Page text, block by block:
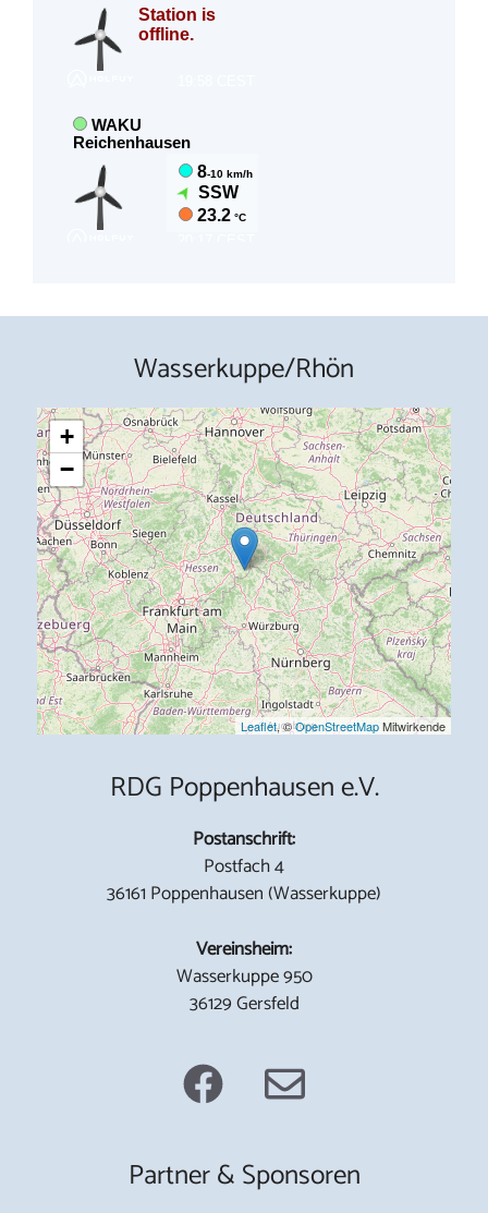
Wasserkuppe/Rhön
+
−
Leaflet, ©OpenStreetMapMitwirkende
RDG Poppenhausen e.V.
Postanschrift:
Postfach 4
36161 Poppenhausen (Wasserkuppe)
Vereinsheim:
Wasserkuppe 950
36129 Gersfeld
Partner & Sponsoren